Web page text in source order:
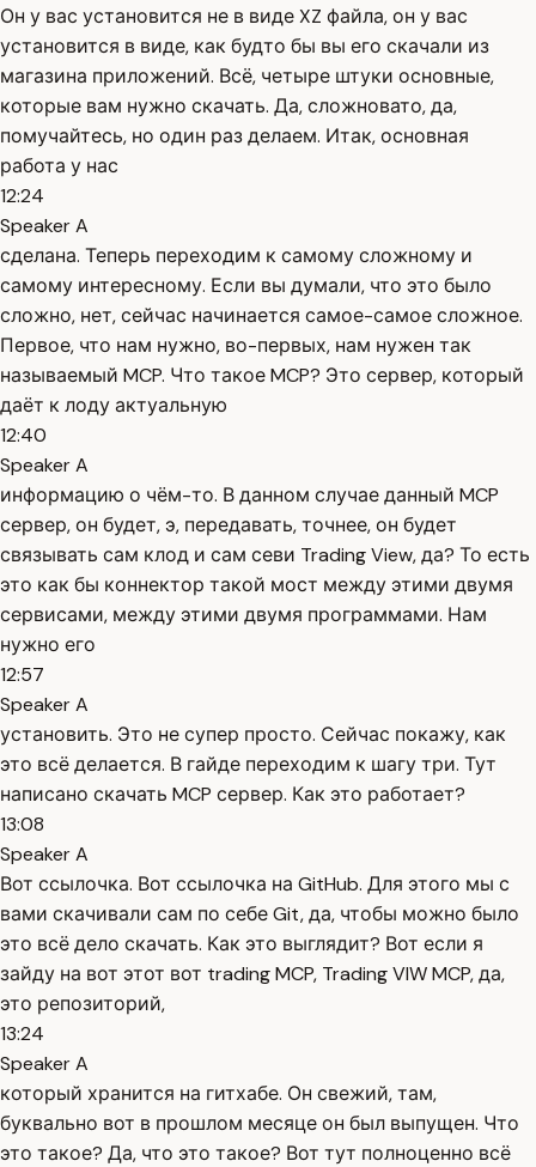
Он у вас установится не в виде XZ файла, он у вас
установится в виде, как будто бы вы его скачали из
магазина приложений. Всё, четыре штуки основные,
которые вам нужно скачать. Да, сложновато, да,
помучайтесь, но один раз делаем. Итак, основная
работа у нас
12:24
Speaker A
сделана. Теперь переходим к самому сложному и
самому интересному. Если вы думали, что это было
сложно, нет, сейчас начинается самое-самое сложное.
Первое, что нам нужно, во-первых, нам нужен так
называемый MCP. Что такое MCP? Это сервер, который
даёт к лоду актуальную
12:40
Speaker A
информацию о чём-то. В данном случае данный MCP
сервер, он будет, э, передавать, точнее, он будет
связывать сам клод и сам севи Trading View, да? То есть
это как бы коннектор такой мост между этими двумя
сервисами, между этими двумя программами. Нам
нужно его
12:57
Speaker A
установить. Это не супер просто. Сейчас покажу, как
это всё делается. В гайде переходим к шагу три. Тут
написано скачать MCP сервер. Как это работает?
13:08
Speaker A
Вот ссылочка. Вот ссылочка на GitHub. Для этого мы с
вами скачивали сам по себе Git, да, чтобы можно было
это всё дело скачать. Как это выглядит? Вот если я
зайду на вот этот вот trading MCP, Trading VIW MCP, да,
это репозиторий,
13:24
Speaker A
который хранится на гитхабе. Он свежий, там,
буквально вот в прошлом месяце он был выпущен. Что
это такое? Да, что это такое? Вот тут полноценно всё